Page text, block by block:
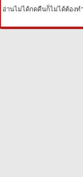
อ่านไม่ได้กดคืนก็ไม่ได้ต้องท